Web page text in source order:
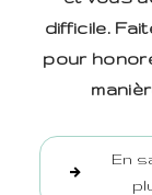
difficile.
pour
En